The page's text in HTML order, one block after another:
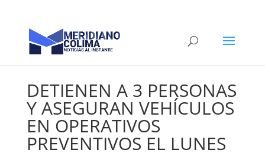
DETIENEN A 3 PERSONAS
Y ASEGURAN VEHÍCULOS
EN OPERATIVOS
PREVENTIVOS EL LUNES